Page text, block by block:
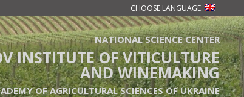
CHOOSE LANGUAGE:
NATIONAL SCIENCE CENTER
INSTITUTE OF VITICULTURE
AND WINEMAKING
OF AGRICULTURAL SCIENCES OF UKRAINE